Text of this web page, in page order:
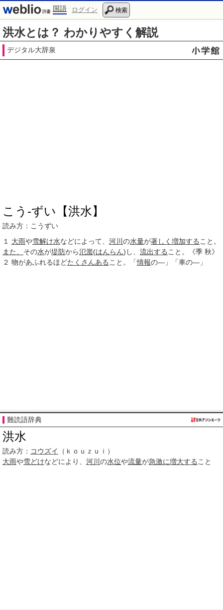
国語 ログイン 検索
洪水とは？ わかりやすく解説
デジタル大辞泉
こう‐ずい【洪水】
読み方：こうずい
１
大雨や雪解け水などによって、 河川 の水量が著しく 増加する こと。
また、 その水が堤防から氾濫(はんらん)し、 流出する こと。《季 秋》
２ 物があふれるほどたくさんある こと。「情報の―」「車の―」
難読語辞典
洪水
読み方： コウズイ
（ｋｏｕｚｕｉ）
大雨や雪どけなどにより、 河川 の水位や流量が急激に増大する こと